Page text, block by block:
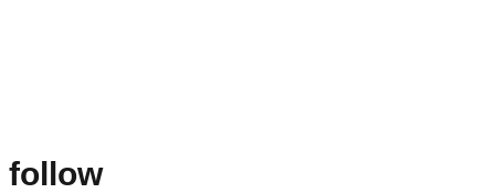
follow